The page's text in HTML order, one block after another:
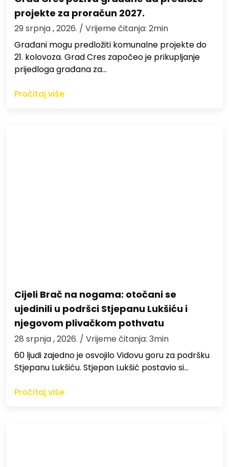
projekte za proračun 2027.
29 srpnja , 2026. / Vrijeme čitanja: 2min
Građani mogu predložiti komunalne projekte do
21. kolovoza. Grad Cres započeo je prikupljanje
prijedloga građana za…
Pročitaj više
Cijeli Brač na nogama: otočani se
ujedinili u podršci Stjepanu Lukšiću i
njegovom plivačkom pothvatu
28 srpnja , 2026. / Vrijeme čitanja: 3min
60 ljudi zajedno je osvojilo Vidovu goru za podršku
Stjepanu Lukšiću. Stjepan Lukšić postavio si…
Pročitaj više